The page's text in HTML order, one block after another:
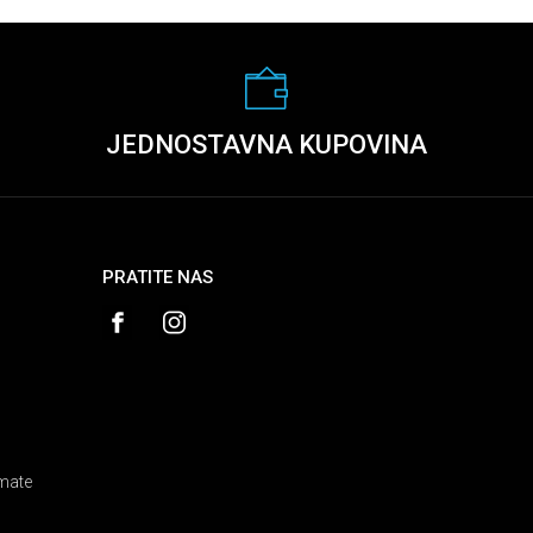
JEDNOSTAVNA KUPOVINA
PRATITE NAS